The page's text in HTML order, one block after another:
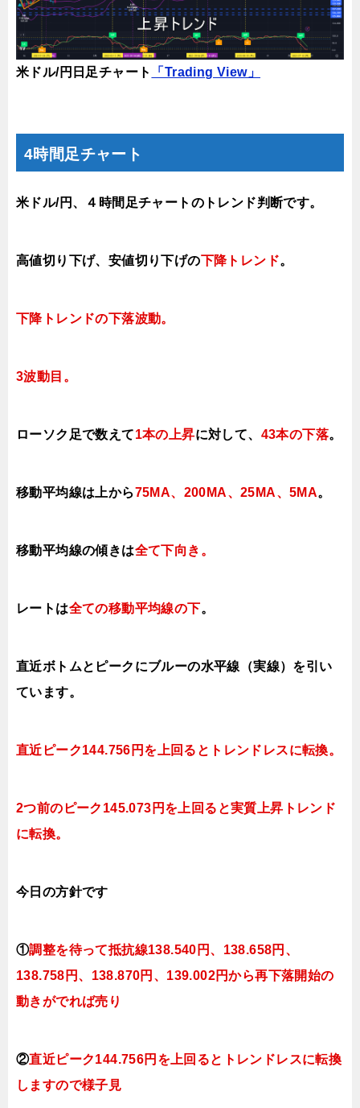
米ドル/円日足チャート 「Trading View」
4時間足チャート
米ドル/円、４時間足チャートのトレンド判断です。
高値切り下げ、安値切り下げの下降トレンド。
下降トレンドの下落波動。
3波動目。
ローソク足で数えて1本の上昇に対して、 43本の下落。
移動平均線は上から75MA、200MA、25MA、5MA。
移動平均線の傾きは全て下向き 。
レートは全ての移動平均線の下。
直近ボトムとピークにブルーの水平線（実線）を引い
ています。
直近ピーク144.756円を上回るとトレンドレスに転換。
2つ前のピーク145.073円を上回ると実質上昇トレンド
に転換。
今日 の方針です
①調整を待って抵抗線138.540円、138.658円、
138.758円、138.870円、139.002円から再下落開始の
動きがでれば売り
②直近ピーク144.756円を上回るとトレンドレスに転換
しますので様子見